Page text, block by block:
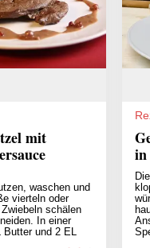
mit
waschen und
vierteln oder
schälen
In einer
Butter und 2 EL
in